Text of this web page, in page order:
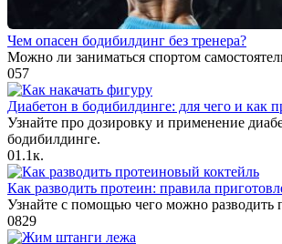
Чем опасен бодибилдинг без тренера?
Можно ли заниматься спортом
057
Диабетон в бодибилдинге: для чего и как
Узнайте про дозировку и применение
бодибилдинге.
01.1к.
Как разводить протеин: правила
Узнайте с помощью чего можно разводить
0829